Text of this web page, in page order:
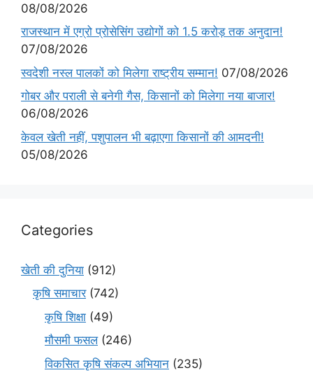
08/08/2026
राजस्थान में एग्रो प्रोसेसिंग उद्योगों को 1.5 करोड़ तक अनुदान!
07/08/2026
स्वदेशी नस्ल पालकों को मिलेगा राष्ट्रीय सम्मान! 07/08/2026
गोबर और पराली से बनेगी गैस, किसानों को मिलेगा नया बाजार!
06/08/2026
केवल खेती नहीं, पशुपालन भी बढ़ाएगा किसानों की आमदनी!
05/08/2026
Categories
खेती की दुनिया (912)
कृषि समाचार(742)
कृषि शिक्षा (49)
मौसमी फसल(246)
विकसित कृषि संकल्प अभियान (235)